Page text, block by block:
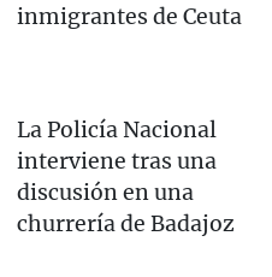
inmigrantes de Ceuta
La Policía Nacional
interviene tras una
discusión en una
churrería de Badajoz